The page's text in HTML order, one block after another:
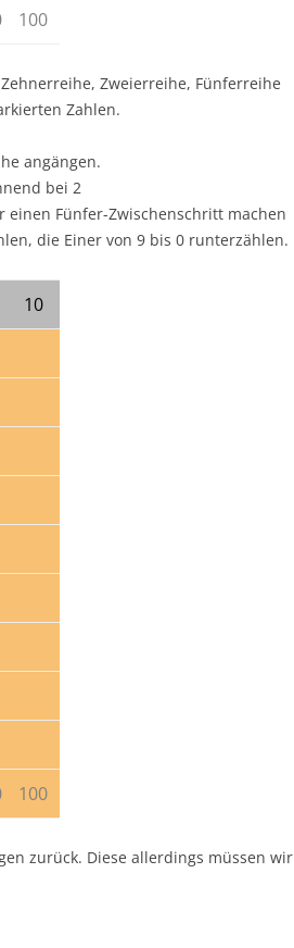
100
Zweierreihe, Fünferreihe
Zahlen.
angängen.
bei 2
Fünfer-Zwischenschritt machen
die Einer von 9 bis 0 runterzählen.
10
100
zurück. Diese allerdings müssen wir